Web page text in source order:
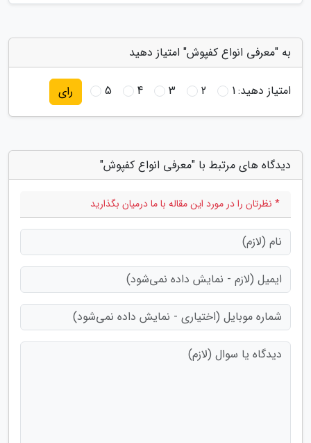
به "معرفی انواع کفپوش" امتیاز دهید
امتیاز دهید:1
2
3
4
5 رای
دیدگاه های مرتبط با "معرفی انواع کفپوش"
* نظرتان را در مورد این مقاله با ما درمیان بگذارید